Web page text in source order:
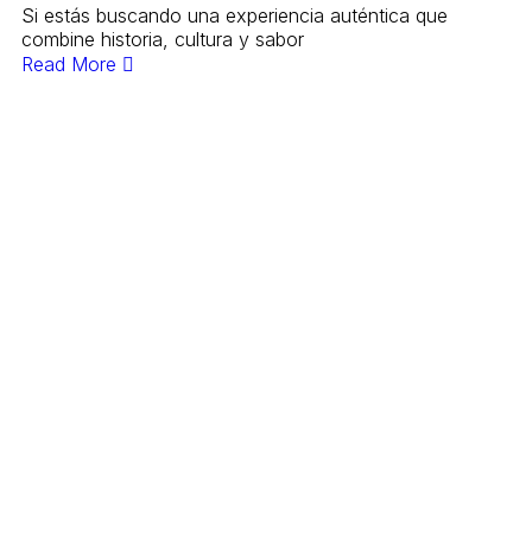
Si estás buscando una experiencia auténtica que
combine historia, cultura y sabor
Read More